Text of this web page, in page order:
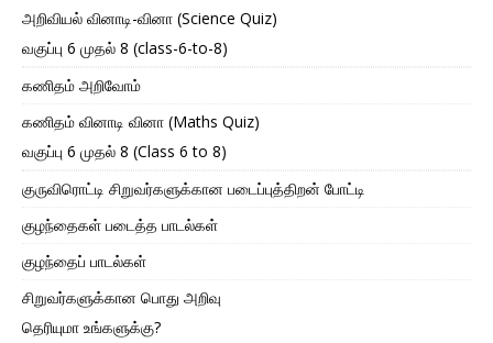
அறிவியல் வினாடி-வினா (Science Quiz)
வகுப்பு 6 முதல் 8 (class-6-to-8)
கணிதம் அறிவோம்
கணிதம் வினாடி வினா (Maths Quiz)
வகுப்பு 6 முதல் 8 (Class 6 to 8)
குருவிரொட்டி சிறுவர்களுக்கான படைப்புத்திறன் போட்டி
குழந்தைகள் படைத்த பாடல்கள்
குழந்தைப் பாடல்கள்
சிறுவர்களுக்கான பொது அறிவு
தெரியுமா உங்களுக்கு?